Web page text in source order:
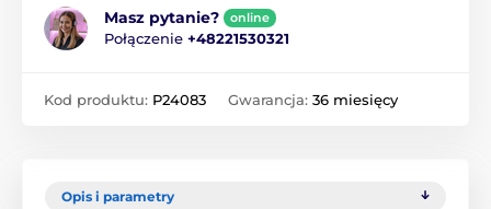
Masz pytanie? online
Połączenie +48221530321
Kod produktu: P24083 Gwarancja: 36 miesięcy
Opis i parametry